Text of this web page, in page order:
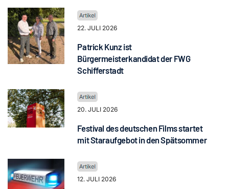
22. JULI 2026
Patrick Kunz ist
Bürgermeisterkandidat der FWG
Schifferstadt
20. JULI 2026
Festival des deutschen Films startet
mit Staraufgebot in den Spätsommer
12. JULI 2026